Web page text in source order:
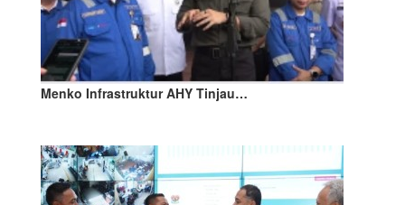
Menko Infrastruktur AHY Tinjau…